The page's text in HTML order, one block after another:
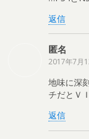
返信
匿名
2017年7月
地味に深
チだとＶ
返信